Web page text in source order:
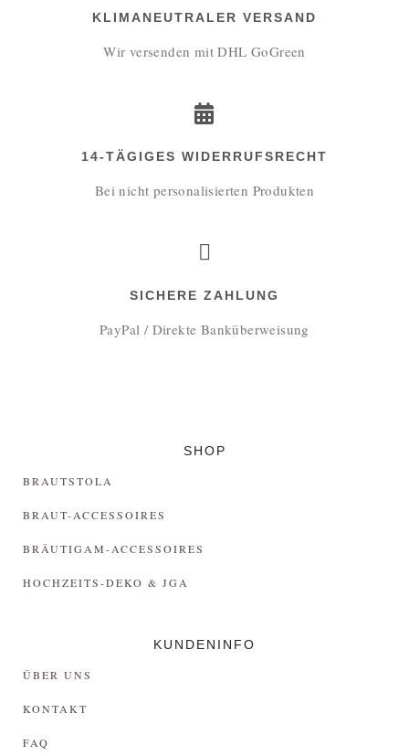
KLIMANEUTRALER VERSAND
Wir versenden mit DHL GoGreen
14-TÄGIGES WIDERRUFSRECHT
Bei nicht personalisierten Produkten
SICHERE ZAHLUNG
PayPal / Direkte Banküberweisung
SHOP
BRAUTSTOLA
BRAUT-ACCESSOIRES
BRÄUTIGAM-ACCESSOIRES
HOCHZEITS-DEKO & JGA
KUNDENINFO
ÜBER UNS
KONTAKT
FAQ